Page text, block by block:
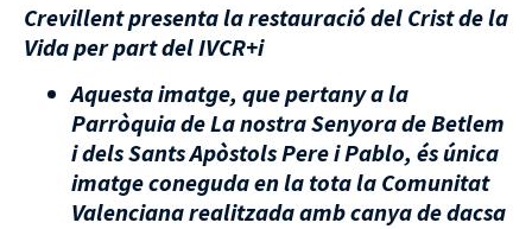
Crevillent presenta la restauració del Crist de la
Vida per part del IVCR+i
Aquesta imatge, que pertany a la
Parròquia de La nostra Senyora de Betlem
i dels Sants Apòstols Pere i Pablo, és única
imatge coneguda en la tota la Comunitat
Valenciana realitzada amb canya de dacsa